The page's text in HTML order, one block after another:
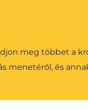
meg többet a
menetéről, és